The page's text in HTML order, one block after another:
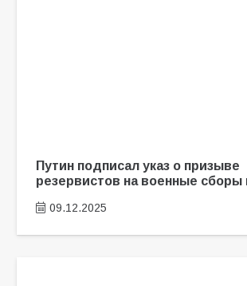
Путин подписал указ о призыве
резервистов на военные сборы
09.12.2025